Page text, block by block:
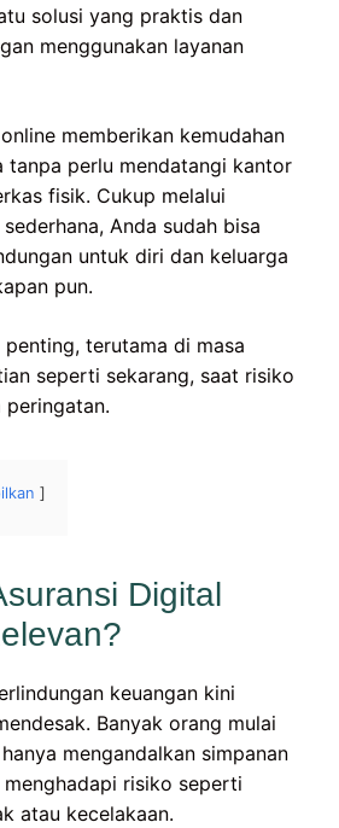
solusi yang praktis dan
menggunakan layanan
memberikan kemudahan
tanpa perlu mendatangi kantor
fisik. Cukup melalui
Anda sudah bisa
untuk diri dan keluarga
pun.
terutama di masa
seperti sekarang, saat risiko
peringatan.
Digital
keuangan kini
Banyak orang mulai
mengandalkan simpanan
risiko seperti
atau kecelakaan.